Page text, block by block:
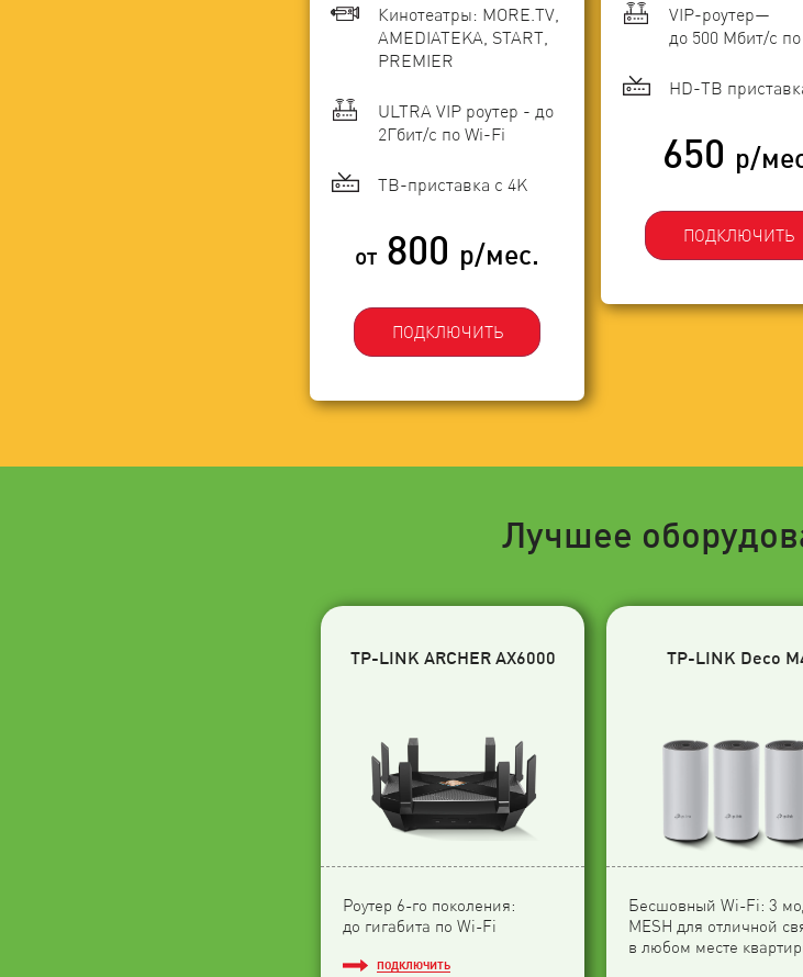
Кинотеатры: MORE.TV,
AMEDIATEKA, START,
PREMIER
ULTRA VIP роутер - до
2Гбит/c по Wi-Fi
ТВ-приставка с 4K
от 800 р/мес.
ПОДКЛЮЧИТЬ
VIP-роутер—
до 500 Мбит/с
HD-ТВ
650 р/
ПОДКЛЮЧИТЬ
Лучшее
TP-LINK ARCHER AX6000
Роутер 6-го поколения:
до гигабита по Wi-Fi
ПОДКЛЮЧИТЬ
TP-LINK Deco
Бесшовный Wi-Fi: 3
МESH для отличной
в любом месте